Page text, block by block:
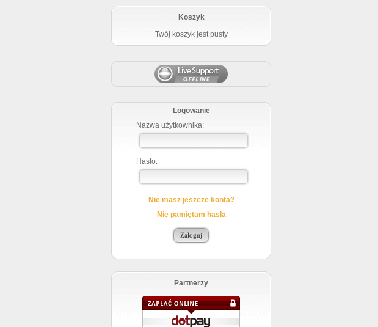
Koszyk
Twój koszyk jest pusty
Logowanie
Nazwa użytkownika:
Hasło:
Nie masz jeszcze konta?
Nie pamiętam hasla
Partnerzy